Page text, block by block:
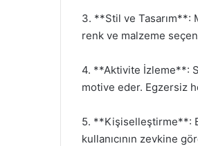
3. **Stil ve Tasarım**:
renk ve malzeme
4. **Aktivite İzleme**:
motive eder. Egzersiz
5. **Kişiselleştirme**:
kullanıcının zevkine